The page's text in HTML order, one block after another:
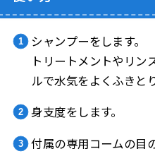
シャンプーをします。
トリートメントやリン
ルで水気をよくふきと
身支度をします。
付属の専用コームの目